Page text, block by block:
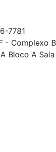
7781
- Complexo
Bloco A